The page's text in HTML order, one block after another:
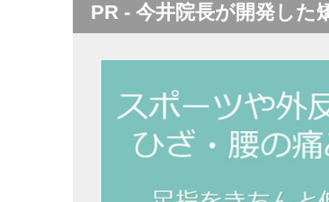
PR - 今井院長が開発した